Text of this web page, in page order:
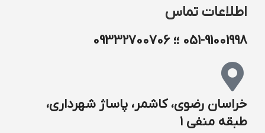
اطلاعات تماس
051-91001998 ؛؛ 09332700706
خراسان رضوی، کاشمر، پاساژ شهرداری،
طبقه منفی ۱